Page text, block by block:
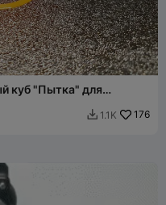
куб "Пытка" для
 1.1K 176